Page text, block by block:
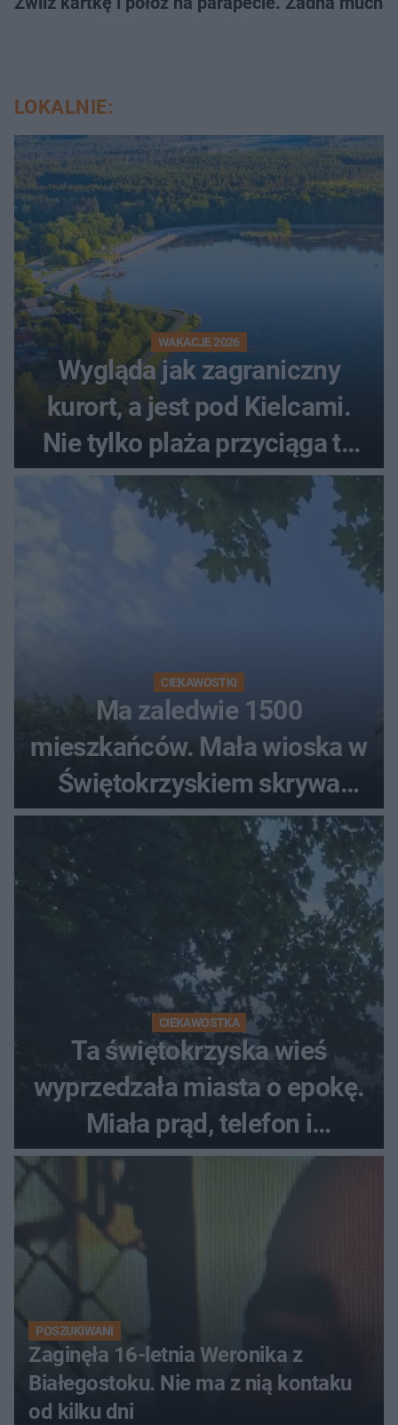
LOKALNIE:
WAKACJE 2026
Wygląda jak zagraniczny
kurort, a jest pod Kielcami.
Nie tylko plaża przyciąga tu
ludzi
CIEKAWOSTKI
Ma zaledwie 1500
mieszkańców. Mała wioska w
Świętokrzyskiem skrywa
zabytki, bywał tu nawet król
CIEKAWOSTKA
Ta świętokrzyska wieś
wyprzedzała miasta o epokę.
Miała prąd, telefon i
luksusowe auto
POSZUKIWANI
Zaginęła 16-letnia Weronika z
Białegostoku. Nie ma z nią kontaku
od kilku dni